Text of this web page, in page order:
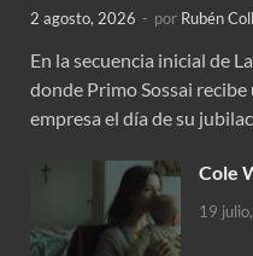
2 agosto, 2026 - por Rubén
En la secuencia inicial de
donde Primo Sossai
empresa el día de su
Cole
19